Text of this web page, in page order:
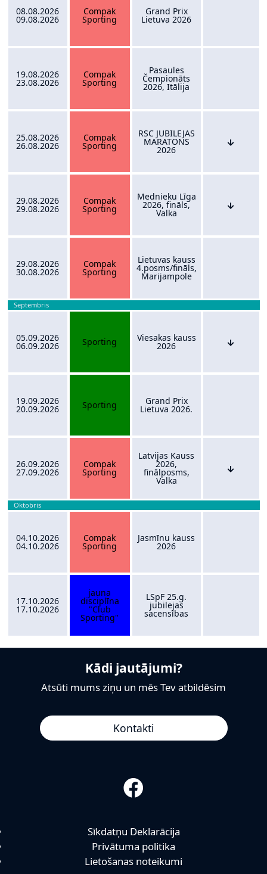
08.08.2026
09.08.2026
Compak
Sporting
Grand Prix
Lietuva 2026
19.08.2026
23.08.2026
Compak
Sporting
Pasaules
Čempionāts
2026, Itālija
25.08.2026
26.08.2026
Compak
Sporting
RSC JUBILEJAS
MARATONS
2026
29.08.2026
29.08.2026
Compak
Sporting
Mednieku Līga
2026, fināls,
Valka
29.08.2026
30.08.2026
Compak
Sporting
Lietuvas kauss
4.posms/fināls,
Marijampole
Septembris
05.09.2026
06.09.2026 Sporting Viesakas kauss
2026
19.09.2026
20.09.2026 Sporting Grand Prix
Lietuva 2026.
26.09.2026
27.09.2026
Compak
Sporting
Latvijas Kauss
2026,
finālposms,
Valka
Oktobris
04.10.2026
04.10.2026
Compak
Sporting
Jasmīnu kauss
2026
17.10.2026
17.10.2026
jauna
disciplīna
"Club
Sporting"
LSpF 25.g.
jubilejas
sacensības
Kādi jautājumi?
Atsūti mums ziņu un mēs Tev atbildēsim
Kontakti
Sīkdatņu Deklarācija
Privātuma politika
Lietošanas noteikumi